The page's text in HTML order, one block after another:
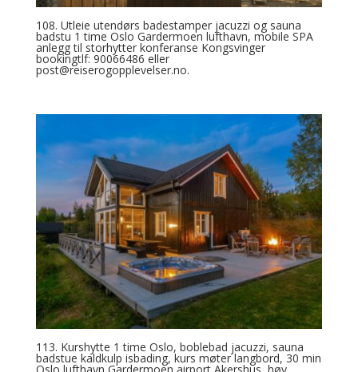
108. Utleie utendørs badestamper jacuzzi og sauna
badstu 1 time Oslo Gardermoen lufthavn, mobile SPA
anlegg til storhytter konferanse Kongsvinger
bookingtlf: 90066486 eller
post@reiserogopplevelser.no.
113. Kurshytte 1 time Oslo, boblebad jacuzzi, sauna
badstue kaldkulp isbading, kurs møter langbord, 30 min